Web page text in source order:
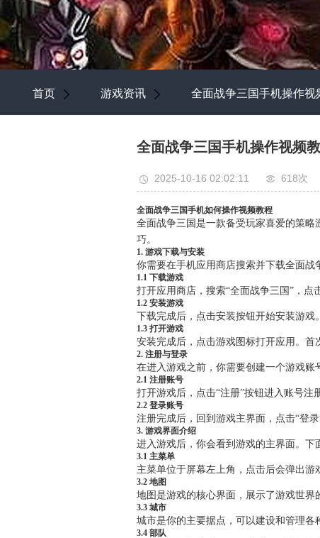
首页 游戏资讯 全面战争三国手机操作视
全面战争三国手机操作视频
2025-10-16 02:02:11 618次
全面战争三国手机如何操作视频教程
全面战争三国是一款备受玩家喜爱的策
巧。
1. 游戏下载与安装
你需要在手机应用商店搜索并下载全面战
1.1 下载游戏
打开应用商店，搜索“全面战争三国”，点
1.2 安装游戏
下载完成后，点击安装按钮开始安装游戏
1.3 打开游戏
安装完成后，点击游戏图标打开应用。首
2. 注册与登录
在进入游戏之前，你需要创建一个游戏账
2.1 注册账号
打开游戏后，点击“注册”按钮进入账号注
2.2 登录账号
注册完成后，回到游戏主界面，点击“登
3. 游戏界面介绍
进入游戏后，你会看到游戏的主界面。下
3.1 主菜单
主菜单位于屏幕左上角，点击后会弹出游
3.2 地图
地图是游戏的核心界面，展示了游戏世界
3.3 城市
城市是你的主要据点，可以建设和管理各
3.4 部队